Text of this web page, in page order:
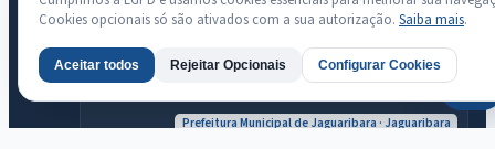
Prefeitura Municipal de Jaguaribara · Jaguaribara
Cookies opcionais só são ativados com a sua autorização. Saiba mais.
Aceitar todos Rejeitar Opcionais Configurar Cookies